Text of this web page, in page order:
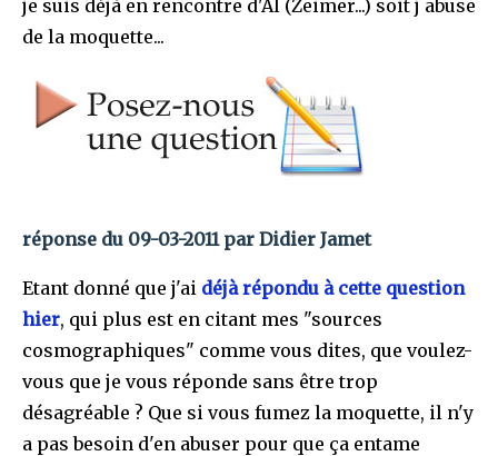
je suis déjà en rencontre d'Al (Zeimer...) soit j abuse
de la moquette...
réponse du 09-03-2011 par Didier Jamet
Etant donné que j'ai déjà répondu à cette question
hier, qui plus est en citant mes "sources
cosmographiques" comme vous dites, que voulez-
vous que je vous réponde sans être trop
désagréable ? Que si vous fumez la moquette, il n'y
a pas besoin d'en abuser pour que ça entame